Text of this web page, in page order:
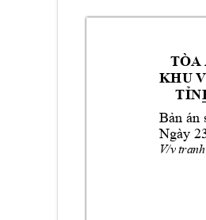
TÒA
KHU
TỈN
Bản án
Ngày
V/v